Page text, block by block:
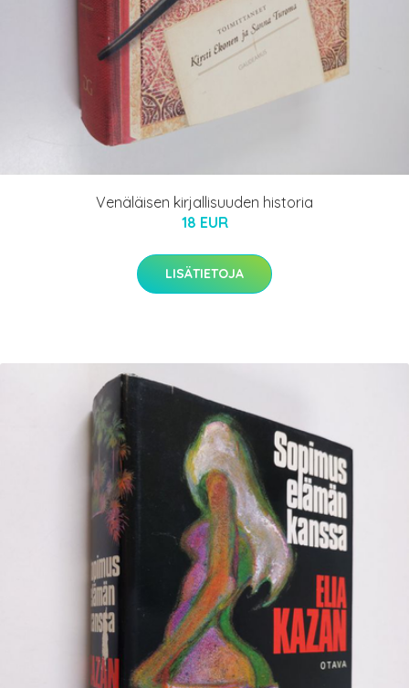
Venäläisen kirjallisuuden historia
18 EUR
LISÄTIETOJA